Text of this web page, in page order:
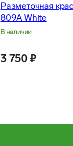
Разметочная
809A White
В наличии
3 750 ₽